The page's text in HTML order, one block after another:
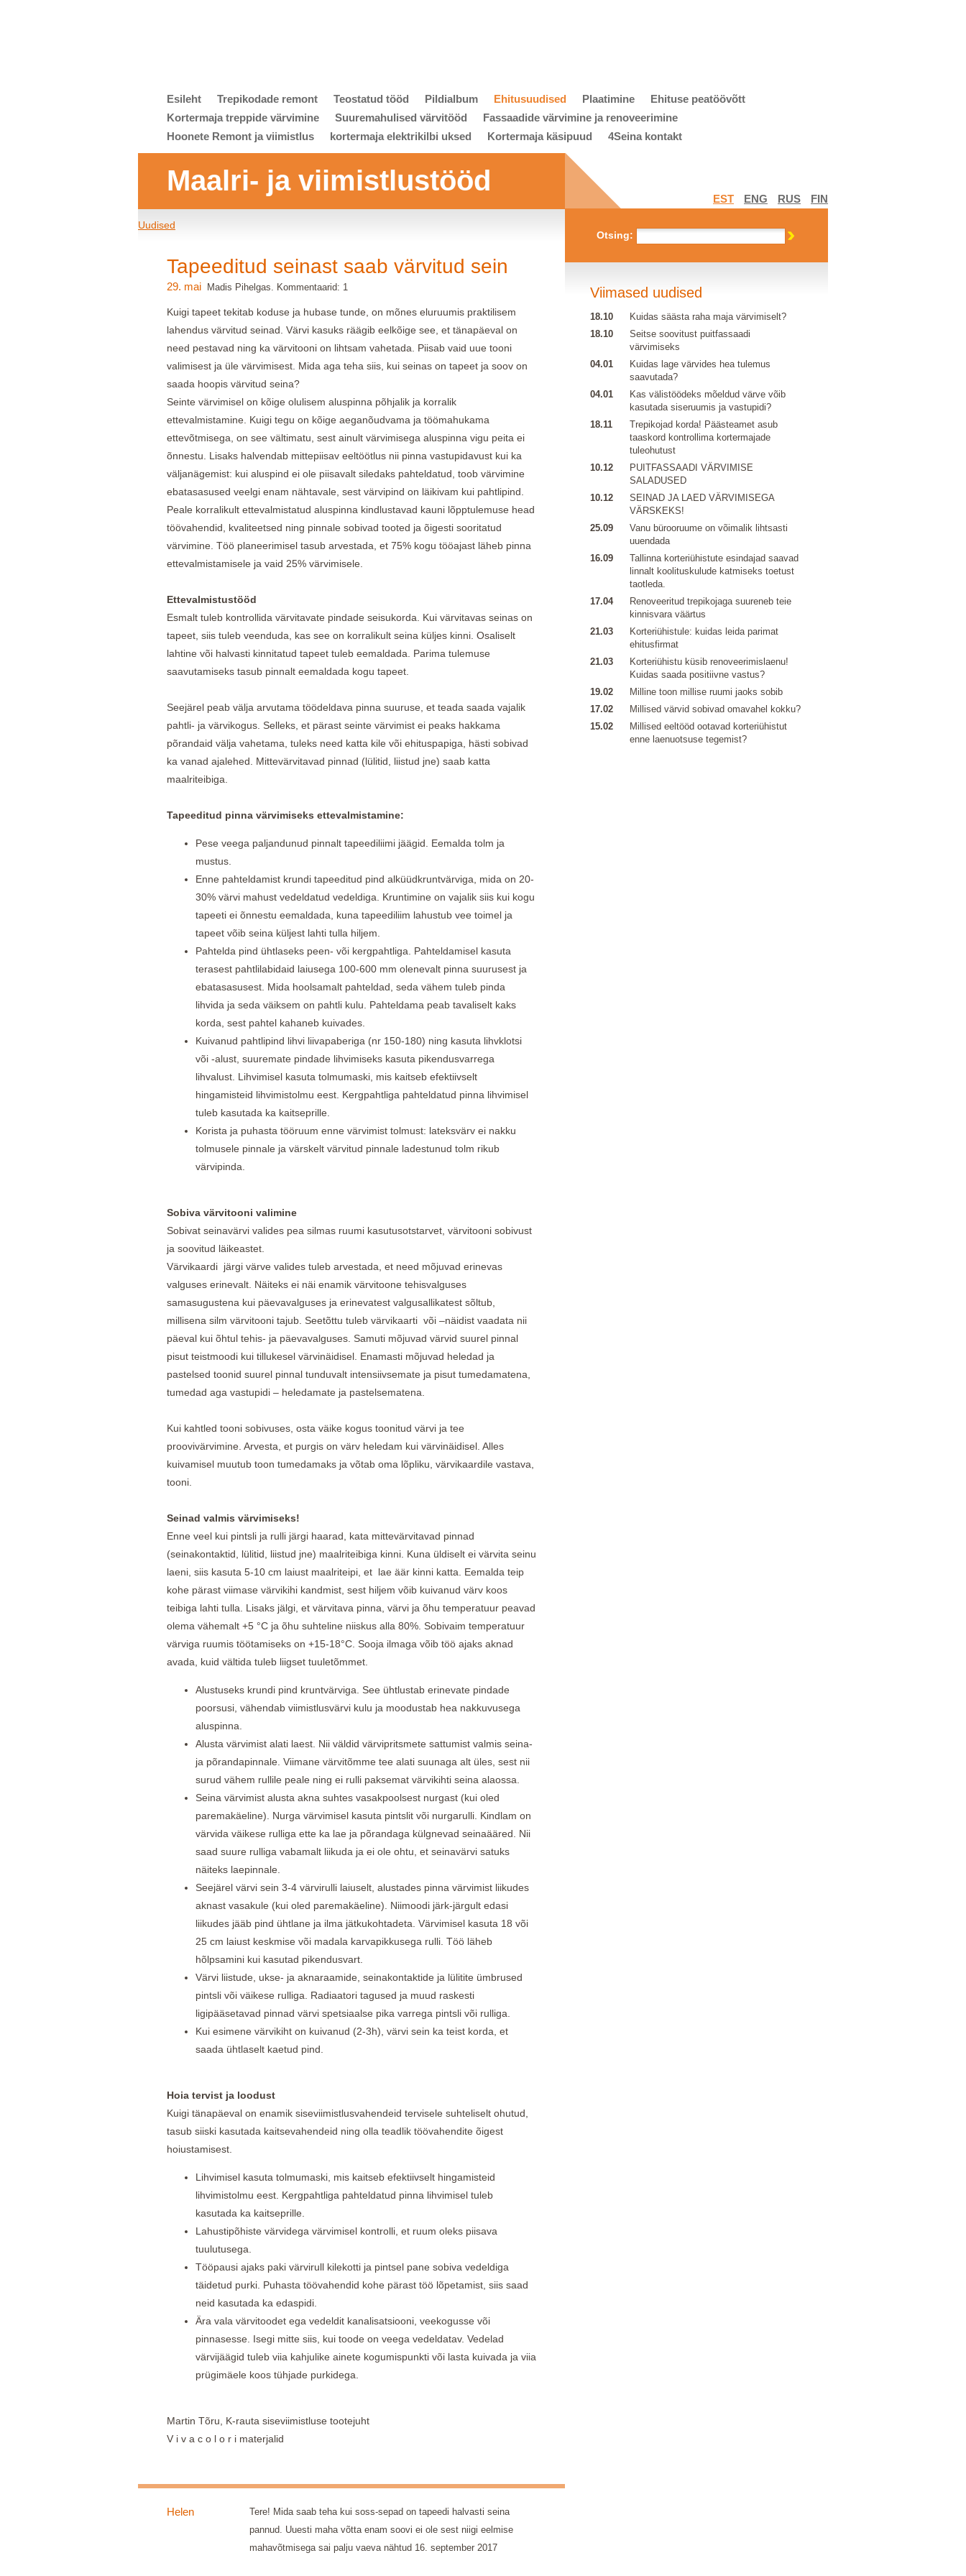
Esileht Trepikodade remont Teostatud tööd Pildialbum Ehitusuudised Plaatimine
Ehituse peatöövõtt
Kortermaja treppide värvimine
Suuremahulised värvitööd
Fassaadide värvimine ja renoveerimine
Hoonete Remont ja viimistlus
kortermaja elektrikilbi uksed Kortermaja käsipuud 4Seina kontakt
Maalri- ja viimistlustööd
Uudised
Tapeeditud seinast saab värvitud sein
29. mai Madis Pihelgas. Kommentaarid: 1
Kuigi tapeet tekitab koduse ja hubase tunde, on mõnes eluruumis praktilisem
lahendus värvitud seinad. Värvi kasuks räägib eelkõige see, et tänapäeval on
need pestavad ning ka värvitooni on lihtsam vahetada. Piisab vaid uue tooni
valimisest ja üle värvimisest. Mida aga teha siis, kui seinas on tapeet ja soov on
saada hoopis värvitud seina?
Seinte värvimisel on kõige olulisem aluspinna põhjalik ja korralik
ettevalmistamine. Kuigi tegu on kõige aeganõudvama ja töömahukama
ettevõtmisega, on see vältimatu, sest ainult värvimisega aluspinna vigu peita ei
õnnestu. Lisaks halvendab mittepiisav eeltöötlus nii pinna vastupidavust kui ka
väljanägemist: kui aluspind ei ole piisavalt siledaks pahteldatud, toob värvimine
ebatasasused veelgi enam nähtavale, sest värvipind on läikivam kui pahtlipind.
Peale korralikult ettevalmistatud aluspinna kindlustavad kauni lõpptulemuse head
töövahendid, kvaliteetsed ning pinnale sobivad tooted ja õigesti sooritatud
värvimine. Töö planeerimisel tasub arvestada, et 75% kogu tööajast läheb pinna
ettevalmistamisele ja vaid 25% värvimisele.
Ettevalmistustööd
Esmalt tuleb kontrollida värvitavate pindade seisukorda. Kui värvitavas seinas on
tapeet, siis tuleb veenduda, kas see on korralikult seina küljes kinni. Osaliselt
lahtine või halvasti kinnitatud tapeet tuleb eemaldada. Parima tulemuse
saavutamiseks tasub pinnalt eemaldada kogu tapeet.
Seejärel peab välja arvutama töödeldava pinna suuruse, et teada saada vajalik
pahtli- ja värvikogus. Selleks, et pärast seinte värvimist ei peaks hakkama
põrandaid välja vahetama, tuleks need katta kile või ehituspapiga, hästi sobivad
ka vanad ajalehed. Mittevärvitavad pinnad (lülitid, liistud jne) saab katta
maalriteibiga.
Tapeeditud pinna värvimiseks ettevalmistamine:
Pese veega paljandunud pinnalt tapeediliimi jäägid. Eemalda tolm ja
mustus.
Enne pahteldamist krundi tapeeditud pind alküüdkruntvärviga, mida on 20-
30% värvi mahust vedeldatud vedeldiga. Kruntimine on vajalik siis kui kogu
tapeeti ei õnnestu eemaldada, kuna tapeediliim lahustub vee toimel ja
tapeet võib seina küljest lahti tulla hiljem.
Pahtelda pind ühtlaseks peen- või kergpahtliga. Pahteldamisel kasuta
terasest pahtlilabidaid laiusega 100-600 mm olenevalt pinna suurusest ja
ebatasasusest. Mida hoolsamalt pahteldad, seda vähem tuleb pinda
lihvida ja seda väiksem on pahtli kulu. Pahteldama peab tavaliselt kaks
korda, sest pahtel kahaneb kuivades.
Kuivanud pahtlipind lihvi liivapaberiga (nr 150-180) ning kasuta lihvklotsi
või -alust, suuremate pindade lihvimiseks kasuta pikendusvarrega
lihvalust. Lihvimisel kasuta tolmumaski, mis kaitseb efektiivselt
hingamisteid lihvimistolmu eest. Kergpahtliga pahteldatud pinna lihvimisel
tuleb kasutada ka kaitseprille.
Korista ja puhasta tööruum enne värvimist tolmust: lateksvärv ei nakku
tolmusele pinnale ja värskelt värvitud pinnale ladestunud tolm rikub
värvipinda.
Sobiva värvitooni valimine
Sobivat seinavärvi valides pea silmas ruumi kasutusotstarvet, värvitooni sobivust
ja soovitud läikeastet.
Värvikaardi järgi värve valides tuleb arvestada, et need mõjuvad erinevas
valguses erinevalt. Näiteks ei näi enamik värvitoone tehisvalguses
samasugustena kui päevavalguses ja erinevatest valgusallikatest sõltub,
millisena silm värvitooni tajub. Seetõttu tuleb värvikaarti või –näidist vaadata nii
päeval kui õhtul tehis- ja päevavalguses. Samuti mõjuvad värvid suurel pinnal
pisut teistmoodi kui tillukesel värvinäidisel. Enamasti mõjuvad heledad ja
pastelsed toonid suurel pinnal tunduvalt intensiivsemate ja pisut tumedamatena,
tumedad aga vastupidi – heledamate ja pastelsematena.
Kui kahtled tooni sobivuses, osta väike kogus toonitud värvi ja tee
proovivärvimine. Arvesta, et purgis on värv heledam kui värvinäidisel. Alles
kuivamisel muutub toon tumedamaks ja võtab oma lõpliku, värvikaardile vastava,
tooni.
Seinad valmis värvimiseks!
Enne veel kui pintsli ja rulli järgi haarad, kata mittevärvitavad pinnad
(seinakontaktid, lülitid, liistud jne) maalriteibiga kinni. Kuna üldiselt ei värvita seinu
laeni, siis kasuta 5-10 cm laiust maalriteipi, et lae äär kinni katta. Eemalda teip
kohe pärast viimase värvikihi kandmist, sest hiljem võib kuivanud värv koos
teibiga lahti tulla. Lisaks jälgi, et värvitava pinna, värvi ja õhu temperatuur peavad
olema vähemalt +5 °C ja õhu suhteline niiskus alla 80%. Sobivaim temperatuur
värviga ruumis töötamiseks on +15-18°C. Sooja ilmaga võib töö ajaks aknad
avada, kuid vältida tuleb liigset tuuletõmmet.
Alustuseks krundi pind kruntvärviga. See ühtlustab erinevate pindade
poorsusi, vähendab viimistlusvärvi kulu ja moodustab hea nakkuvusega
aluspinna.
Alusta värvimist alati laest. Nii väldid värvipritsmete sattumist valmis seina-
ja põrandapinnale. Viimane värvitõmme tee alati suunaga alt üles, sest nii
surud vähem rullile peale ning ei rulli paksemat värvikihti seina alaossa.
Seina värvimist alusta akna suhtes vasakpoolsest nurgast (kui oled
paremakäeline). Nurga värvimisel kasuta pintslit või nurgarulli. Kindlam on
värvida väikese rulliga ette ka lae ja põrandaga külgnevad seinaääred. Nii
saad suure rulliga vabamalt liikuda ja ei ole ohtu, et seinavärvi satuks
näiteks laepinnale.
Seejärel värvi sein 3-4 värvirulli laiuselt, alustades pinna värvimist liikudes
aknast vasakule (kui oled paremakäeline). Niimoodi järk-järgult edasi
liikudes jääb pind ühtlane ja ilma jätkukohtadeta. Värvimisel kasuta 18 või
25 cm laiust keskmise või madala karvapikkusega rulli. Töö läheb
hõlpsamini kui kasutad pikendusvart.
Värvi liistude, ukse- ja aknaraamide, seinakontaktide ja lülitite ümbrused
pintsli või väikese rulliga. Radiaatori tagused ja muud raskesti
ligipääsetavad pinnad värvi spetsiaalse pika varrega pintsli või rulliga.
Kui esimene värvikiht on kuivanud (2-3h), värvi sein ka teist korda, et
saada ühtlaselt kaetud pind.
Hoia tervist ja loodust
Kuigi tänapäeval on enamik siseviimistlusvahendeid tervisele suhteliselt ohutud,
tasub siiski kasutada kaitsevahendeid ning olla teadlik töövahendite õigest
hoiustamisest.
Lihvimisel kasuta tolmumaski, mis kaitseb efektiivselt hingamisteid
lihvimistolmu eest. Kergpahtliga pahteldatud pinna lihvimisel tuleb
kasutada ka kaitseprille.
Lahustipõhiste värvidega värvimisel kontrolli, et ruum oleks piisava
tuulutusega.
Tööpausi ajaks paki värvirull kilekotti ja pintsel pane sobiva vedeldiga
täidetud purki. Puhasta töövahendid kohe pärast töö lõpetamist, siis saad
neid kasutada ka edaspidi.
Ära vala värvitoodet ega vedeldit kanalisatsiooni, veekogusse või
pinnasesse. Isegi mitte siis, kui toode on veega vedeldatav. Vedelad
värvijäägid tuleb viia kahjulike ainete kogumispunkti või lasta kuivada ja viia
prügimäele koos tühjade purkidega.
Martin Tõru, K-rauta siseviimistluse tootejuht
V i v a c o l o r i materjalid
Helen
Tere! Mida saab teha kui soss-sepad on tapeedi halvasti seina
pannud. Uuesti maha võtta enam soovi ei ole sest niigi eelmise
mahavõtmisega sai palju vaeva nähtud 16. september 2017
EST ENG RUS FIN
Otsing:
Viimased uudised
18.10
Kuidas säästa raha maja värvimiselt?
18.10
Seitse soovitust puitfassaadi
värvimiseks
04.01
Kuidas lage värvides hea tulemus
saavutada?
04.01
Kas välistöödeks mõeldud värve võib
kasutada siseruumis ja vastupidi?
18.11
Trepikojad korda! Päästeamet asub
taaskord kontrollima kortermajade
tuleohutust
10.12
PUITFASSAADI VÄRVIMISE
SALADUSED
10.12
SEINAD JA LAED VÄRVIMISEGA
VÄRSKEKS!
25.09
Vanu bürooruume on võimalik lihtsasti
uuendada
16.09
Tallinna korteriühistute esindajad saavad
linnalt koolituskulude katmiseks toetust
taotleda.
17.04
Renoveeritud trepikojaga suureneb teie
kinnisvara väärtus
21.03
Korteriühistule: kuidas leida parimat
ehitusfirmat
21.03
Korteriühistu küsib renoveerimislaenu!
Kuidas saada positiivne vastus?
19.02
Milline toon millise ruumi jaoks sobib
17.02
Millised värvid sobivad omavahel kokku?
15.02
Millised eeltööd ootavad korteriühistut
enne laenuotsuse tegemist?